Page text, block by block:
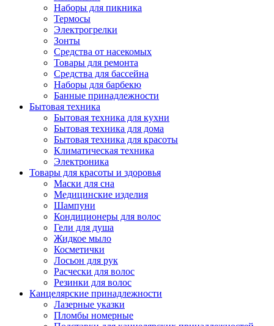
Наборы для пикника
Термосы
Электрогрелки
Зонты
Средства от насекомых
Товары для ремонта
Средства для бассейна
Наборы для барбекю
Банные принадлежности
Бытовая техника
Бытовая техника для кухни
Бытовая техника для дома
Бытовая техника для красоты
Климатическая техника
Электроника
Товары для красоты и здоровья
Маски для сна
Медицинские изделия
Шампуни
Кондиционеры для волос
Гели для душа
Жидкое мыло
Косметички
Лосьон для рук
Расчески для волос
Резинки для волос
Канцелярские принадлежности
Лазерные указки
Пломбы номерные